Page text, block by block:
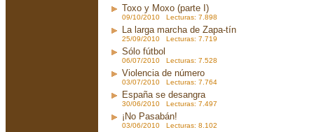
Toxo y Moxo (parte I)
09/10/2010 Lecturas: 7.898
La larga marcha de Zapa-tín
25/09/2010 Lecturas: 7.719
Sólo fútbol
06/07/2010 Lecturas: 7.528
Violencia de número
03/07/2010 Lecturas: 7.764
España se desangra
30/06/2010 Lecturas: 7.497
¡No Pasabán!
03/06/2010 Lecturas: 8.102